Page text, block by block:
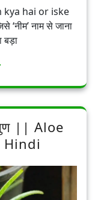
kya hai or iske
‘नीम’ नाम से जाना
बड़ा
|| Aloe
Hindi